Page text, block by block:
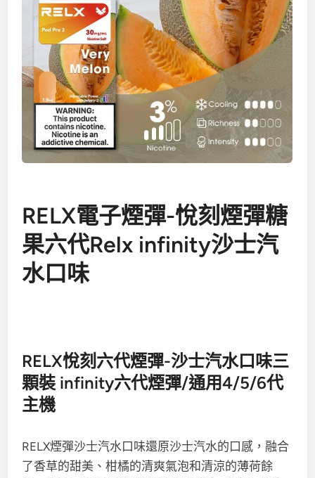
RELX電子煙彈-悅刻煙彈糖
果六代Relx infinity沙士汽
水口味
RELX悅刻六代煙彈-沙士汽水口味三
顆裝 infinity六代煙彈/通用4/5/6代
主機
RELX煙彈沙士汽水口味還原沙士汽水的口感，融合
了香草的甜美、柑橘的清爽氣泡和清涼的薄荷餘